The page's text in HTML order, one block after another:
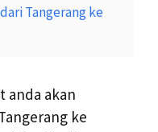
Tangerang ke
anda akan
ke